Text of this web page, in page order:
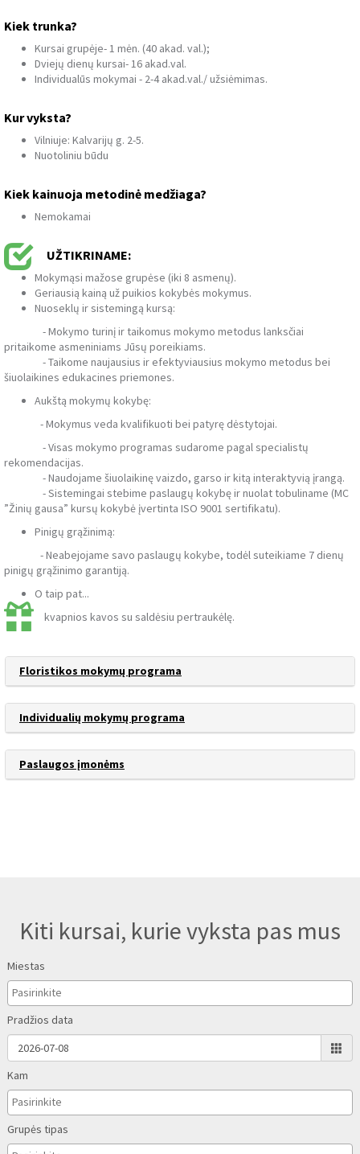
Kiek trunka?
Kursai grupėje- 1 mėn. (40 akad. val.);
Dviejų dienų kursai- 16 akad.val.
Individualūs mokymai - 2-4 akad.val./ užsiėmimas.
Kur vyksta?
Vilniuje: Kalvarijų g. 2-5.
Nuotoliniu būdu
Kiek kainuoja metodinė medžiaga?
Nemokamai
UŽTIKRINAME:
Mokymąsi mažose grupėse (iki 8 asmenų).
Geriausią kainą už puikios kokybės mokymus.
Nuoseklų ir sistemingą kursą:
- Mokymo turinį ir taikomus mokymo metodus lanksčiai
pritaikome asmeniniams Jūsų poreikiams.
- Taikome naujausius ir efektyviausius mokymo metodus bei
šiuolaikines edukacines priemones.
Aukštą mokymų kokybę:
- Mokymus veda kvalifikuoti bei patyrę dėstytojai.
- Visas mokymo programas sudarome pagal specialistų
rekomendacijas.
- Naudojame šiuolaikinę vaizdo, garso ir kitą interaktyvią įrangą.
- Sistemingai stebime paslaugų kokybę ir nuolat tobuliname (MC
”Žinių gausa” kursų kokybė įvertinta ISO 9001 sertifikatu).
Pinigų grąžinimą:
- Neabejojame savo paslaugų kokybe, todėl suteikiame 7 dienų
pinigų grąžinimo garantiją.
O taip pat...
kvapnios kavos su saldėsiu pertraukėlę.
Floristikos mokymų programa
Individualių mokymų programa
Paslaugos įmonėms
Kiti kursai, kurie vyksta pas mus
Miestas
Pradžios data
Kam
Grupės tipas